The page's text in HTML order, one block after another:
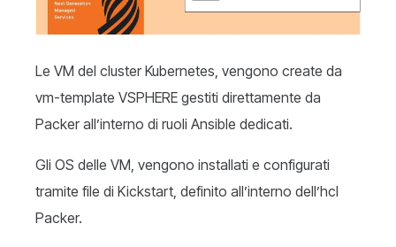
Le VM del cluster Kubernetes, vengono create da
vm-template VSPHERE gestiti direttamente da
Packer all’interno di ruoli Ansible dedicati.
Gli OS delle VM, vengono installati e configurati
tramite file di Kickstart, definito all’interno dell’hcl
Packer.